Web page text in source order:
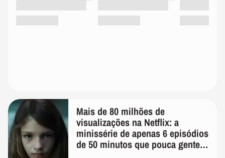
Mais de 80 milhões de
visualizações na Netflix: a
minissérie de apenas 6 episódios
de 50 minutos que pouca gente